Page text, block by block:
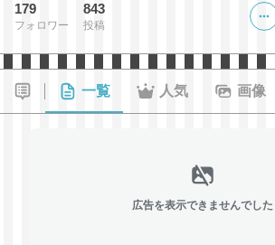
179
フォロワー
843
投稿
一覧 人気 画像
広告を表示できませんでした